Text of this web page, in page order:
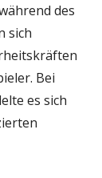
des
sich
Bei
es sich